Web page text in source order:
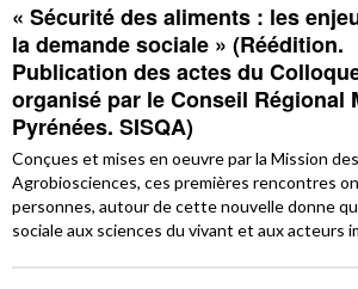
« Sécurité des aliments : les
la demande sociale » (Réédition.
Publication des actes du
organisé par le Conseil Régional
Pyrénées. SISQA)
Conçues et mises en oeuvre par la Mission des
Agrobiosciences, ces premières rencontres
personnes, autour de cette nouvelle donne
sociale aux sciences du vivant et aux acteurs